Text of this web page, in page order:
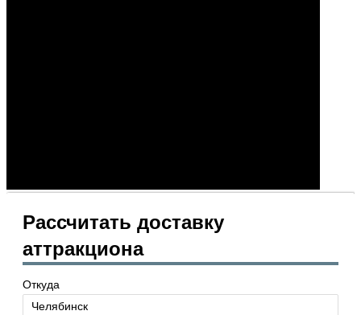
Рассчитать доставку
аттракциона
Откуда